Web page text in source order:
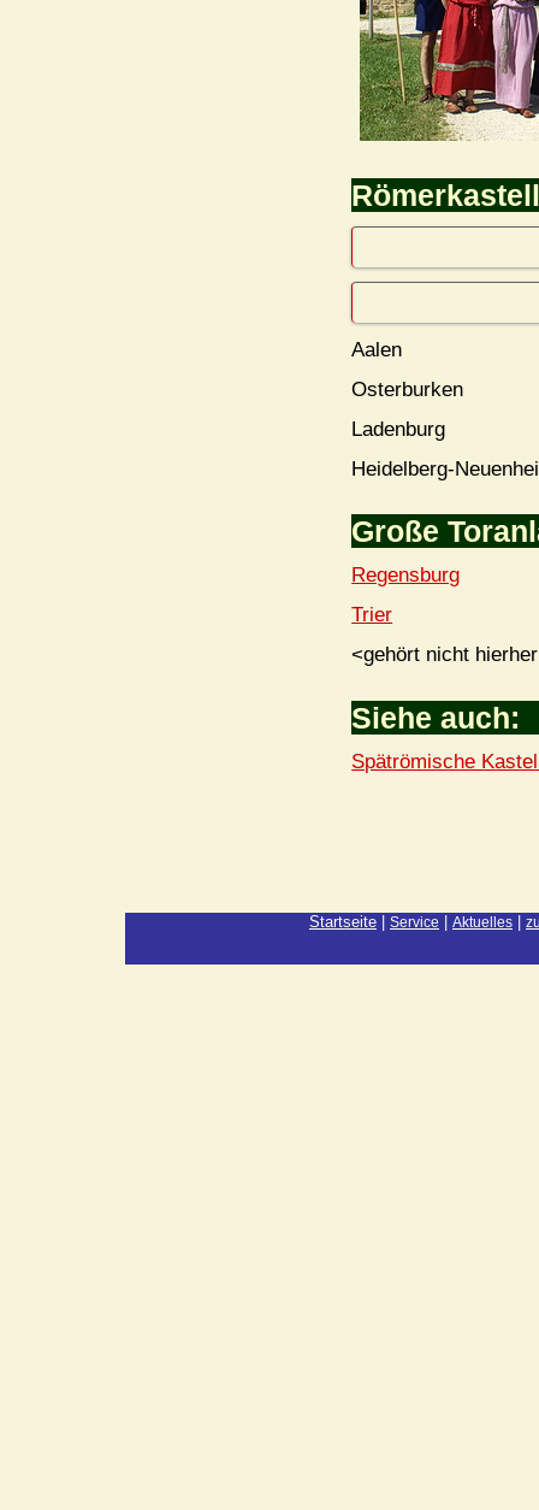
Aalen
Osterburken
Ladenburg
Heidelberg-
Große
Regensburg
Trier
<gehört nicht
Siehe auch:
Spätrömische
Startseite Service Aktuelles